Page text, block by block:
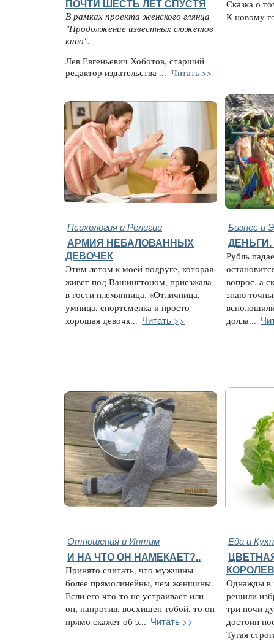
ПОЧТИ ШЕСТЬ ЛЕТ СПУСТЯ
В рамках проекта женского глянца
"Продолжение известных сюжетов
кино".
Лев Евгеньевич Хоботов, старший
редактор издательства ... Читать >>
Сказка о
К новому
Психология и Религии Бизнес и
АРМИЯ НЕБАЛОВАННЫХ
ДЕВОЧЕК
Этим летом к моей подруге, которая
живет под Вашингтоном, приезжала
в гости племянница. «Отличница,
умница, спортсменка и просто
хорошая девочк... Читать >>
ДЕНЬГИ.
Рубль
вопрос, а
знаю
долла...
Отношения и Интим Еда и
И НА ЧТО ОН НАМЕКАЕТ?..
Принято считать, что мужчины
более прямолинейны, чем женщины.
Если его что-то не устраивает или
он, напротив, восхищен тобой, то он
прямо скажет об э... Читать >>
Однажды в
решили
три ночи
достоин
Тугая